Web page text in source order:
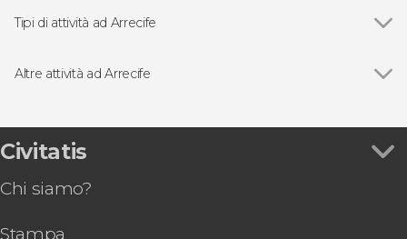
Tipi di attività ad Arrecife
Altre attività ad Arrecife
l'isola di La Graciosa
Giro in catamarano da Puerto del Carmen al
Tour di Guatiza e Mala in buggy
Volcanes
Civitatis
Chi siamo?
Stampa